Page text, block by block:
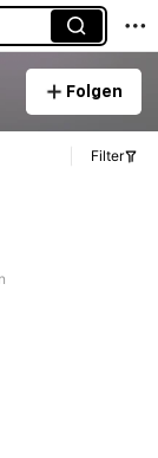
Folgen
Filter